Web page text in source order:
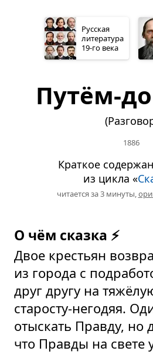
Русская
литература
19-говека
Путём-
1886
Краткое
из цикла «
читается за 3 минуты,
О чём сказка ⚡
Двое крестьян
из города с
друг другу на
старосту-негодяя.
отыскать Правду, но
что Правды на свете